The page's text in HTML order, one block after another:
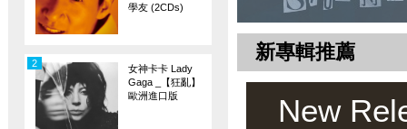
學友 (2CDs)
女神卡卡 Lady
Gaga _【狂亂】
歐洲進口版
2 新專輯推薦
New